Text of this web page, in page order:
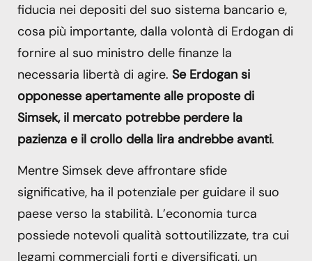
fiducia nei depositi del suo sistema bancario e,
cosa più importante, dalla volontà di Erdogan di
fornire al suo ministro delle finanze la
necessaria libertà di agire. Se Erdogan si
opponesse apertamente alle proposte di
Simsek, il mercato potrebbe perdere la
pazienza e il crollo della lira andrebbe avanti.
Mentre Simsek deve affrontare sfide
significative, ha il potenziale per guidare il suo
paese verso la stabilità. L’economia turca
possiede notevoli qualità sottoutilizzate, tra cui
legami commerciali forti e diversificati, un